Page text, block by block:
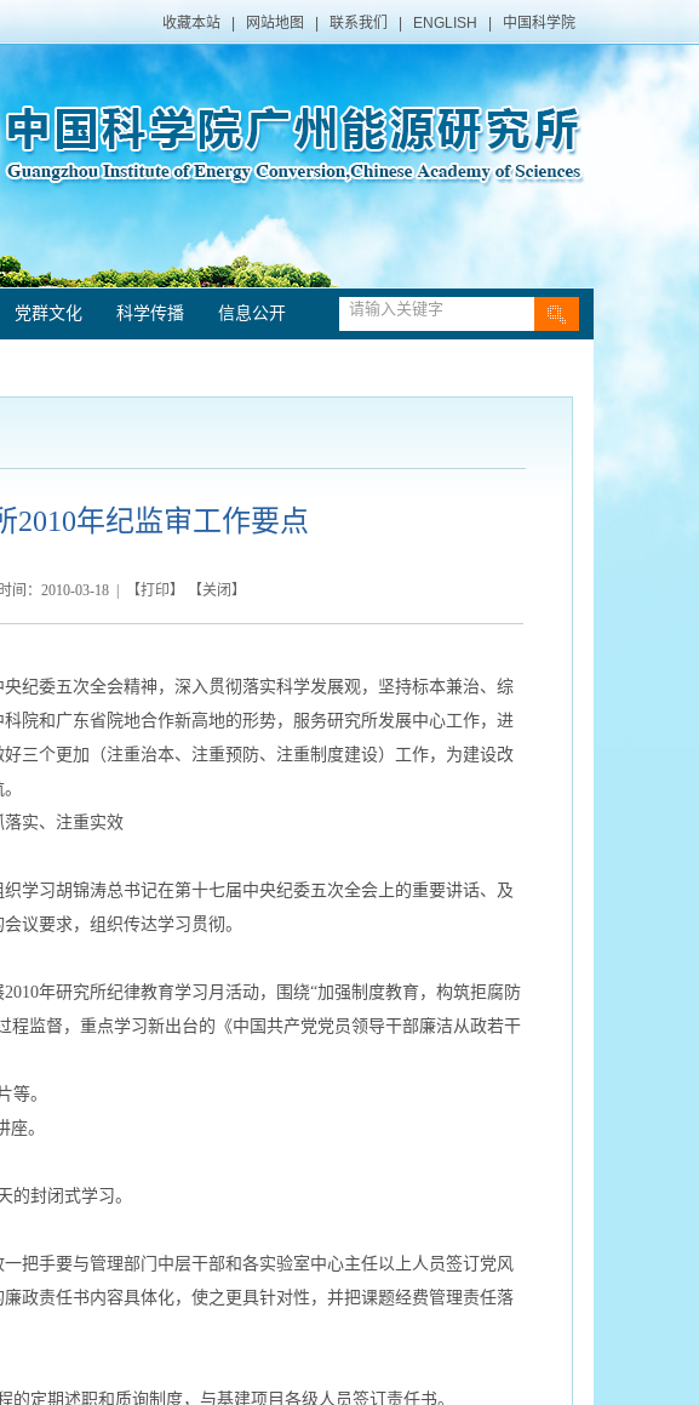
收藏本站 网站地图 联系我们 ENGLISH 中国科学院
党群文化 科学传播 信息公开
2010年纪监审工作要点
间： 2010-03-18| 【打印】 【关闭 】
纪委五次全会精神，深入贯彻落实科学发展观，坚持标本兼治、综
院和广东省院地合作新高地的形势，服务研究所发展中心工作，进
三个更加（注重治本、注重预防、注重制度建设）工作，为建设改
实、注重实效
习胡锦涛总书记在第十七届中央纪委五次全会上的重要讲话、及
议要求，组织传达学习贯彻。
年研究所纪律教育学习月活动，围绕“加强制度教育，构筑拒腐防
程监督，重点学习新出台的《中国共产党党员领导干部廉洁从政若干
。
。
封闭式学习。
手要与管理部门中层干部和各实验室中心主任以上人员签订党风
政责任书内容具体化，使之更具针对性，并把课题经费管理责任落
定期述职和质询制度，与基建项目各级人员签订责任书。